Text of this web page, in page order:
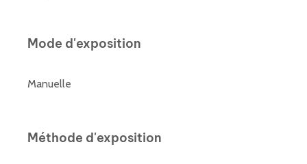
Mode d'exposition
Manuelle
Méthode d'exposition